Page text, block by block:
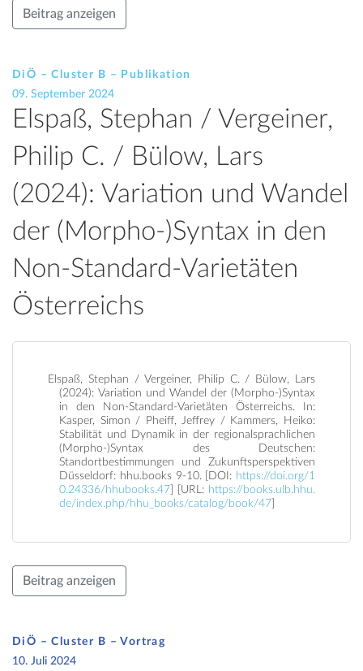
Beitrag anzeigen
DiÖ – Cluster B – Publikation
09. September 2024
Elspaß, Stephan / Vergeiner,
Philip C. / Bülow, Lars
(2024): Variation und Wandel
der (Morpho-)Syntax in den
Non-Standard-Varietäten
Österreichs
Elspaß, Stephan / Vergeiner, Philip C. / Bülow, Lars
(2024): Variation und Wandel der (Morpho-)Syntax
in den Non-Standard-Varietäten Österreichs. In:
Kasper, Simon / Pheiff, Jeffrey / Kammers, Heiko:
Stabilität und Dynamik in der regionalsprachlichen
(Morpho-)Syntax des Deutschen:
Standortbestimmungen und Zukunftsperspektiven
Düsseldorf: hhu.books 9-10. [DOI: https://doi.org/1
0.24336/hhubooks.47 ] [URL: https://books.ulb.hhu.
de/index.php/hhu_books/catalog/book/47
Beitrag anzeigen
DiÖ – Cluster B – Vortrag
10. Juli 2024